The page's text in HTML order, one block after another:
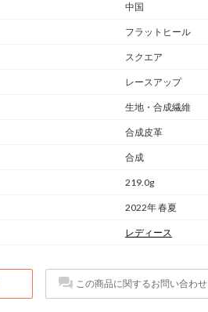
中国
フラットヒール
スクエア
レースアップ
生地・合成繊維
合成皮革
合成
219.0g
2022年 春夏
レディース
この商品に関するお問い合わせ